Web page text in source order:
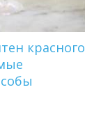
красного